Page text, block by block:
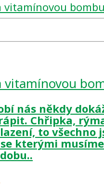
vitamínovou
nás někdy
Chřipka,
to všechno
kterými